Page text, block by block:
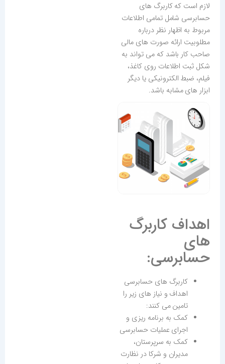
لازم است که کاربرگ های
حسابرسی شامل تمامی اطلاعات
مربوط به اظهار نظر درباره
مطلوبیت ارائه صورت های مالی
صاحب کار باشد که می تواند به
شکل ثبت اطلاعات روی کاغذ،
فیلم، ضبط الکترونیکی یا دیگر
ابزار های مشابه باشد.
اهداف کاربرگ
های
حسابرسی:
کاربرگ های حسابرسی
اهداف و نیاز های زیر را
تامین می کنند:
کمک به برنامه ریزی و
اجرای عملیات حسابرسی
کمک به سرپرستان،
مدیران و شرکا در نظارت